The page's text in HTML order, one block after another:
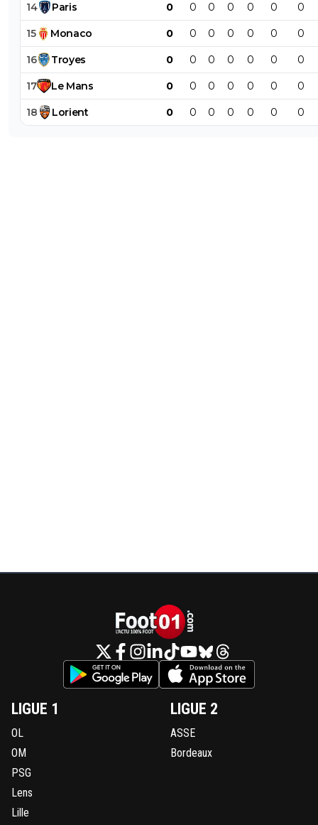
14 Paris 0 0 0 0 0 0 0
15 Monaco 0 0 0 0 0 0 0
16 Troyes 0 0 0 0 0 0 0
17 Le Mans 0 0 0 0 0 0 0
18 Lorient 0 0 0 0 0 0 0
LIGUE 1
OL
OM
PSG
Lens
Lille
LIGUE 2
ASSE
Bordeaux